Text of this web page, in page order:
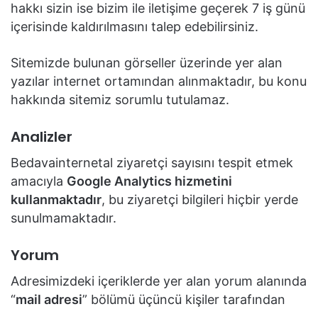
hakkı sizin ise bizim ile iletişime geçerek 7 iş günü
içerisinde kaldırılmasını talep edebilirsiniz.
Sitemizde bulunan görseller üzerinde yer alan
yazılar internet ortamından alınmaktadır, bu konu
hakkında sitemiz sorumlu tutulamaz.
Analizler
Bedavainternetal ziyaretçi sayısını tespit etmek
amacıyla Google Analytics hizmetini
kullanmaktadır, bu ziyaretçi bilgileri hiçbir yerde
sunulmamaktadır.
Yorum
Adresimizdeki içeriklerde yer alan yorum alanında
“mail adresi” bölümü üçüncü kişiler tarafından